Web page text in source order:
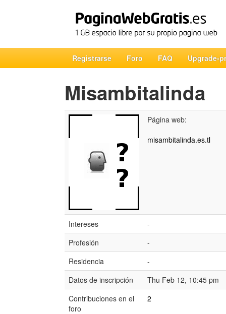
Registrarse Foro FAQ Upgrade-
Misambitalinda
Página web:
misambitalinda.es.tl
Intereses
-
Profesión
-
Residencia
-
Datos de inscripción
Thu Feb 12, 10:45 pm
Contribuciones en el
foro
2